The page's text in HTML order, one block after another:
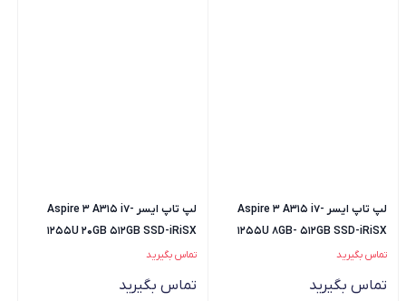
لپ تاپ ایسر Aspire 3 A315 i7-
1255U 8GB- 512GB SSD-iRiSX
تماس بگیرید
تماس بگیرید
لپ تاپ ایسر Aspire 3 A315 i7-
1255U 20GB 512GB SSD-iRiSX
تماس بگیرید
تماس بگیرید